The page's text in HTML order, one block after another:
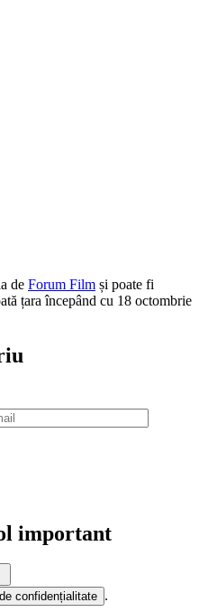
de Forum Film și poate fi
țara începând cu 18 octombrie
important
confidențialitate .